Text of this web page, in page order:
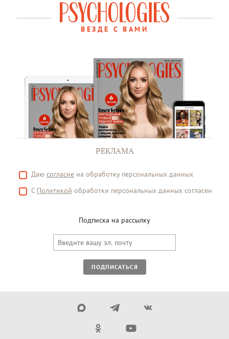
ВЕЗДЕ С ВАМИ
РЕКЛАМА
Даю согласие на обработку персональных данных
С Политикой обработки персональных данных согласен
Подписка на рассылку
ПОДПИСАТЬСЯ